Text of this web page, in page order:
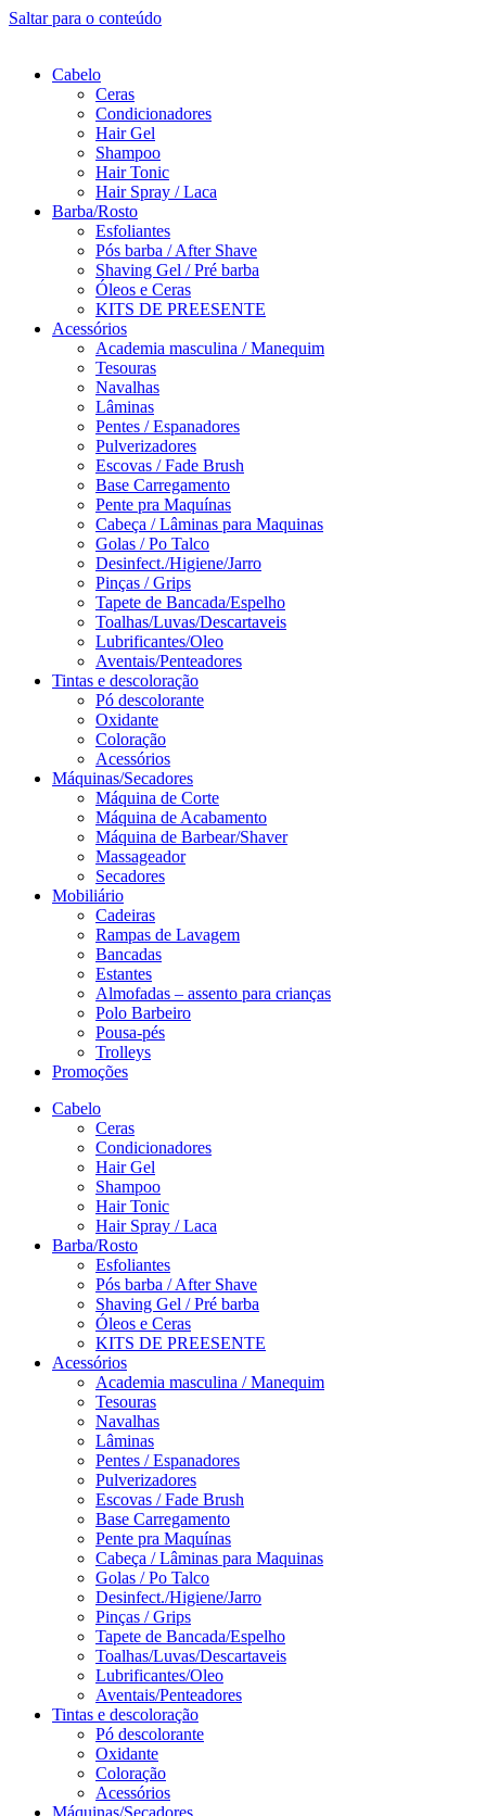
Saltar para o conteúdo
Cabelo
Ceras
Condicionadores
Hair Gel
Shampoo
Hair Tonic
Hair Spray / Laca
Barba/Rosto
Esfoliantes
Pós barba / After Shave
Shaving Gel / Pré barba
Óleos e Ceras
KITS DE PREESENTE
Acessórios
Academia masculina / Manequim
Tesouras
Navalhas
Lâminas
Pentes / Espanadores
Pulverizadores
Escovas / Fade Brush
Base Carregamento
Pente pra Maquínas
Cabeça / Lâminas para Maquinas
Golas / Po Talco
Desinfect./Higiene/Jarro
Pinças / Grips
Tapete de Bancada/Espelho
Toalhas/Luvas/Descartaveis
Lubrificantes/Oleo
Aventais/Penteadores
Tintas e descoloração
Pó descolorante
Oxidante
Coloração
Acessórios
Máquinas/Secadores
Máquina de Corte
Máquina de Acabamento
Máquina de Barbear/Shaver
Massageador
Secadores
Mobiliário
Cadeiras
Rampas de Lavagem
Bancadas
Estantes
Almofadas – assento para crianças
Polo Barbeiro
Pousa-pés
Trolleys
Promoções
Cabelo
Ceras
Condicionadores
Hair Gel
Shampoo
Hair Tonic
Hair Spray / Laca
Barba/Rosto
Esfoliantes
Pós barba / After Shave
Shaving Gel / Pré barba
Óleos e Ceras
KITS DE PREESENTE
Acessórios
Academia masculina / Manequim
Tesouras
Navalhas
Lâminas
Pentes / Espanadores
Pulverizadores
Escovas / Fade Brush
Base Carregamento
Pente pra Maquínas
Cabeça / Lâminas para Maquinas
Golas / Po Talco
Desinfect./Higiene/Jarro
Pinças / Grips
Tapete de Bancada/Espelho
Toalhas/Luvas/Descartaveis
Lubrificantes/Oleo
Aventais/Penteadores
Tintas e descoloração
Pó descolorante
Oxidante
Coloração
Acessórios
Máquinas/Secadores